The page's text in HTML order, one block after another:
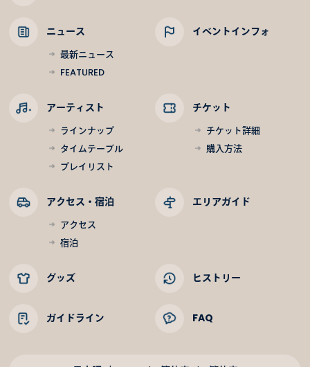
ニュース
最新ニュース
FEATURED
イベントインフォ
アーティスト
ラインナップ
タイムテーブル
プレイリスト
チケット
チケット詳細
購入方法
アクセス・宿泊
アクセス
宿泊
エリアガイド
グッズ ヒストリー
ガイドライン FAQ